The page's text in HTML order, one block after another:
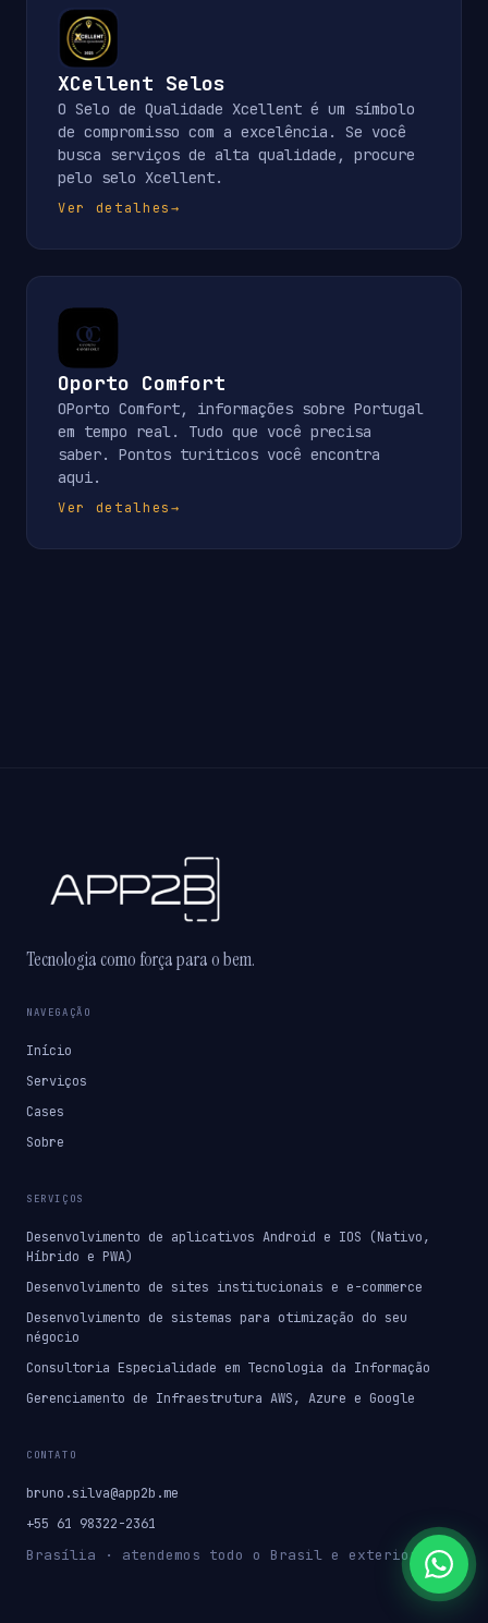
XCellent Selos
O Selo de Qualidade Xcellent é um símbolo
de compromisso com a excelência. Se você
busca serviços de alta qualidade, procure
pelo selo Xcellent.
Ver detalhes→
Oporto Comfort
OPorto Comfort, informações sobre Portugal
em tempo real. Tudo que você precisa
saber. Pontos turiticos você encontra
aqui.
Ver detalhes→
Tecnologia como força para o bem.
NAVEGAÇÃO
Início
Serviços
Cases
Sobre
SERVIÇOS
Desenvolvimento de aplicativos Android e IOS (Nativo,
Híbrido e PWA)
Desenvolvimento de sites institucionais e e-commerce
Desenvolvimento de sistemas para otimização do seu
négocio
Consultoria Especialidade em Tecnologia da Informação
Gerenciamento de Infraestrutura AWS, Azure e Google
CONTATO
bruno.silva@app2b.me
+55 61 98322-2361
Brasília · atendemos todo o Brasil e exterior